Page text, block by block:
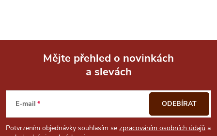
p
p
Mějte přehled o novinkách
a slevách
E-mail
Potvrzením objednávky souhlasím se zpracováním osobních údajů a
ODEBÍRAT